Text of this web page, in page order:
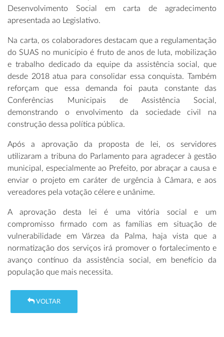
Desenvolvimento Social em carta de agradecimento
apresentada ao Legislativo.
Na carta, os colaboradores destacam que a regulamentação
do SUAS no município é fruto de anos de luta, mobilização
e trabalho dedicado da equipe da assistência social, que
desde 2018 atua para consolidar essa conquista. Também
reforçam que essa demanda foi pauta constante das
Conferências Municipais de Assistência Social,
demonstrando o envolvimento da sociedade civil na
construção dessa política pública.
Após a aprovação da proposta de lei, os servidores
utilizaram a tribuna do Parlamento para agradecer à gestão
municipal, especialmente ao Prefeito, por abraçar a causa e
enviar o projeto em caráter de urgência à Câmara, e aos
vereadores pela votação célere e unânime.
A aprovação desta lei é uma vitória social e um
compromisso firmado com as famílias em situação de
vulnerabilidade em Várzea da Palma, haja vista que a
normatização dos serviços irá promover o fortalecimento e
avanço contínuo da assistência social, em benefício da
população que mais necessita.
VOLTAR